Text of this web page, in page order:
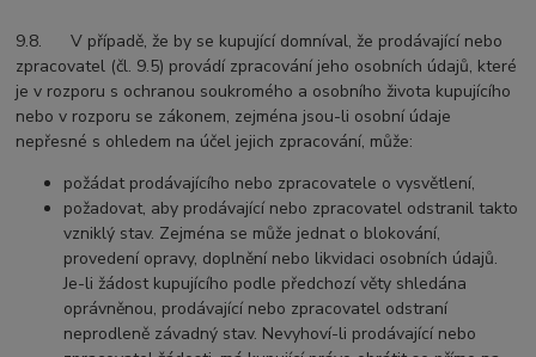
9.8. V případě, že by se kupující domníval, že prodávající nebo
zpracovatel (čl. 9.5) provádí zpracování jeho osobních údajů, které
je v rozporu s ochranou soukromého a osobního života kupujícího
nebo v rozporu se zákonem, zejména jsou-li osobní údaje
nepřesné s ohledem na účel jejich zpracování, může:
požádat prodávajícího nebo zpracovatele o vysvětlení,
požadovat, aby prodávající nebo zpracovatel odstranil takto
vzniklý stav. Zejména se může jednat o blokování,
provedení opravy, doplnění nebo likvidaci osobních údajů.
Je-li žádost kupujícího podle předchozí věty shledána
oprávněnou, prodávající nebo zpracovatel odstraní
neprodleně závadný stav. Nevyhoví-li prodávající nebo